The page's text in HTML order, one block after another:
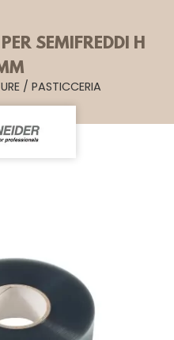
SEMIFREDDI H
/ PASTICCERIA